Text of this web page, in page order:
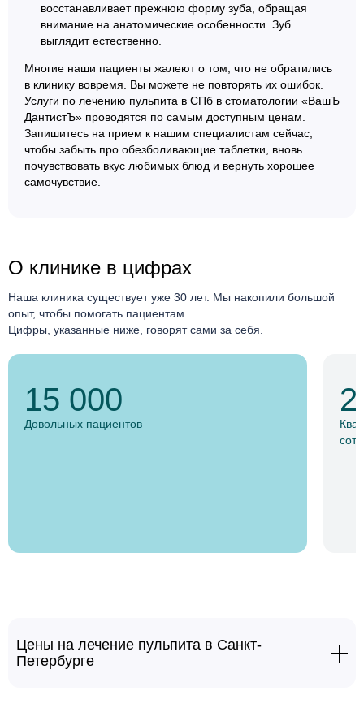
восстанавливает прежнюю форму зуба, обращая
внимание на анатомические особенности. Зуб
выглядит естественно.
Многие наши пациенты жалеют о том, что не обратились
в клинику вовремя. Вы можете не повторять их ошибок.
Услуги по лечению пульпита в СПб в стоматологии «ВашЪ
ДантистЪ» проводятся по самым доступным ценам.
Запишитесь на прием к нашим специалистам сейчас,
чтобы забыть про обезболивающие таблетки, вновь
почувствовать вкус любимых блюд и вернуть хорошее
самочувствие.
О клинике в цифрах
Наша клиника существует уже 30 лет. Мы накопили большой
опыт, чтобы помогать пациентам.
Цифры, указанные ниже, говорят сами за себя.
15 000
Довольных пациентов
Цены на лечение пульпита в Санкт-
Петербурге